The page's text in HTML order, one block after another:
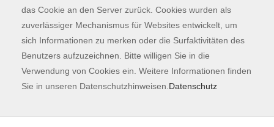
Kontaktformular
Impressum
AGB
Datenschutzerklärung
das Cookie an den Server zurück. Cookies wurden als
zuverlässiger Mechanismus für Websites entwickelt, um
sich Informationen zu merken oder die Surfaktivitäten des
Benutzers aufzuzeichnen. Bitte willigen Sie in die
Verwendung von Cookies ein. Weitere Informationen finden
Sie in unseren Datenschutzhinweisen. Datenschutz